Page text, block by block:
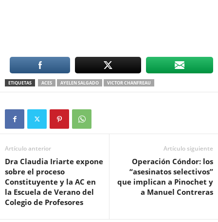
ETIQUETAS ACES AYELEN SALGADO VICTOR CHANFREAU
Artículo anterior
Dra Claudia Iriarte expone
sobre el proceso
Constituyente y la AC en
la Escuela de Verano del
Colegio de Profesores
Artículo siguiente
Operación Cóndor: los
“asesinatos selectivos”
que implican a Pinochet y
a Manuel Contreras